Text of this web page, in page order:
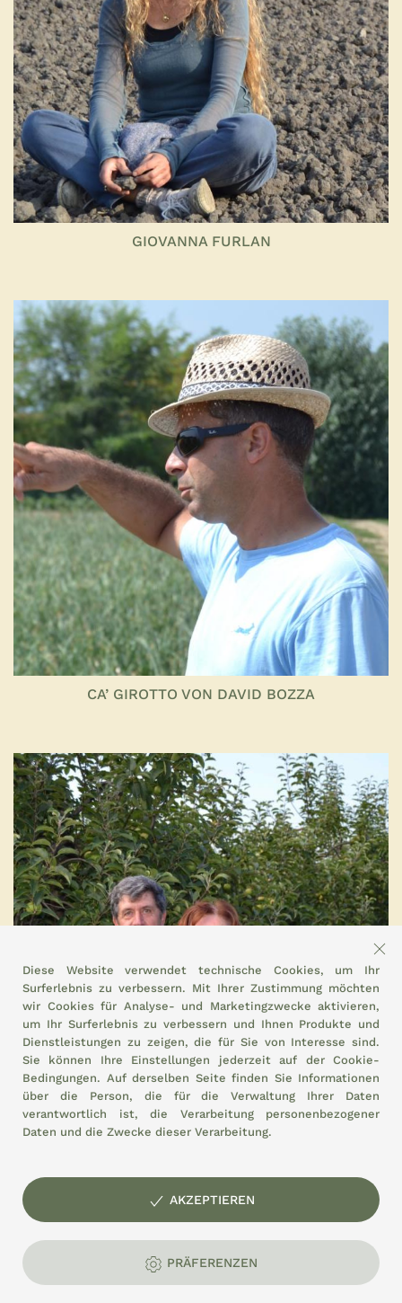
GIOVANNA FURLAN
CA’ GIROTTO VON DAVID BOZZA
Diese Website verwendet technische Cookies, um Ihr
Surferlebnis zu verbessern. Mit Ihrer Zustimmung möchten
wir Cookies für Analyse- und Marketingzwecke aktivieren,
um Ihr Surferlebnis zu verbessern und Ihnen Produkte und
Dienstleistungen zu zeigen, die für Sie von Interesse sind.
Sie können Ihre Einstellungen jederzeit auf der Cookie-
Bedingungen. Auf derselben Seite finden Sie Informationen
über die Person, die für die Verwaltung Ihrer Daten
verantwortlich ist, die Verarbeitung personenbezogener
Daten und die Zwecke dieser Verarbeitung.
AKZEPTIEREN
PRÄFERENZEN